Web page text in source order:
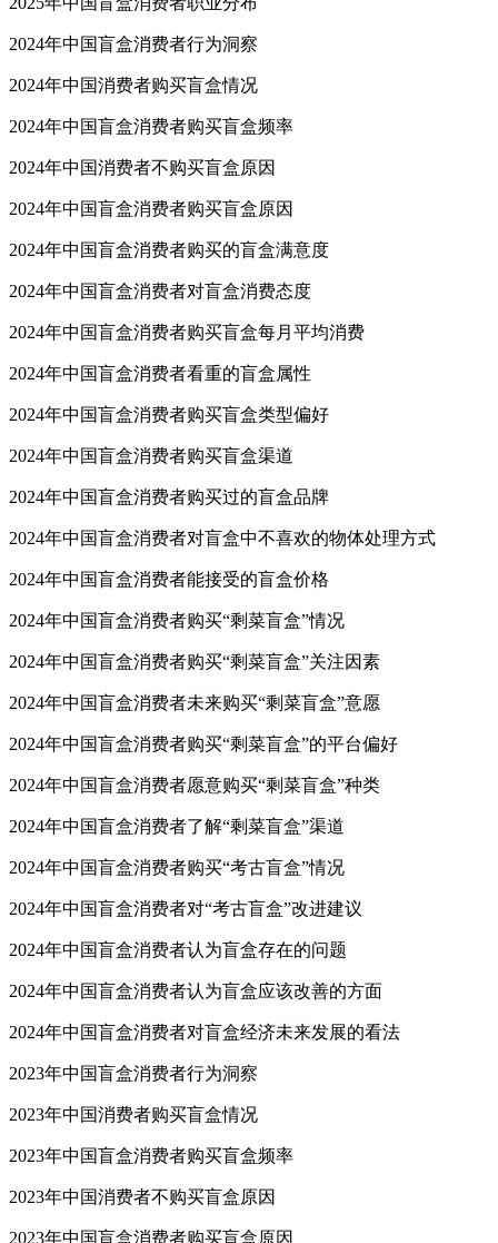
2024年中国盲盒消费者行为洞察
2024年中国消费者购买盲盒情况
2024年中国盲盒消费者购买盲盒频率
2024年中国消费者不购买盲盒原因
2024年中国盲盒消费者购买盲盒原因
2024年中国盲盒消费者购买的盲盒满意度
2024年中国盲盒消费者对盲盒消费态度
2024年中国盲盒消费者购买盲盒每月平均消费
2024年中国盲盒消费者看重的盲盒属性
2024年中国盲盒消费者购买盲盒类型偏好
2024年中国盲盒消费者购买盲盒渠道
2024年中国盲盒消费者购买过的盲盒品牌
2024年中国盲盒消费者对盲盒中不喜欢的物体处理方式
2024年中国盲盒消费者能接受的盲盒价格
2024年中国盲盒消费者购买“剩菜盲盒”情况
2024年中国盲盒消费者购买“剩菜盲盒”关注因素
2024年中国盲盒消费者未来购买“剩菜盲盒”意愿
2024年中国盲盒消费者购买“剩菜盲盒”的平台偏好
2024年中国盲盒消费者愿意购买“剩菜盲盒”种类
2024年中国盲盒消费者了解“剩菜盲盒”渠道
2024年中国盲盒消费者购买“考古盲盒”情况
2024年中国盲盒消费者对“考古盲盒”改进建议
2024年中国盲盒消费者认为盲盒存在的问题
2024年中国盲盒消费者认为盲盒应该改善的方面
2024年中国盲盒消费者对盲盒经济未来发展的看法
2023年中国盲盒消费者行为洞察
2023年中国消费者购买盲盒情况
2023年中国盲盒消费者购买盲盒频率
2023年中国消费者不购买盲盒原因
2023年中国盲盒消费者购买盲盒原因